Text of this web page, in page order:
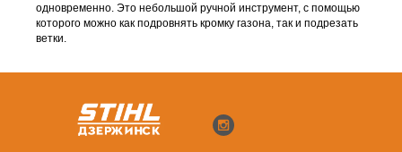
одновременно. Это небольшой ручной инструмент, с помощью
которого можно как подровнять кромку газона, так и подрезать
ветки.